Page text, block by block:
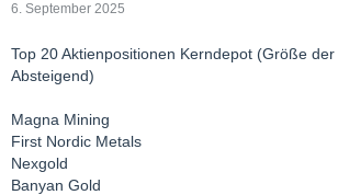
6. September 2025
Top 20 Aktienpositionen Kerndepot (Größe der
Absteigend)
Magna Mining
First Nordic Metals
Nexgold
Banyan Gold